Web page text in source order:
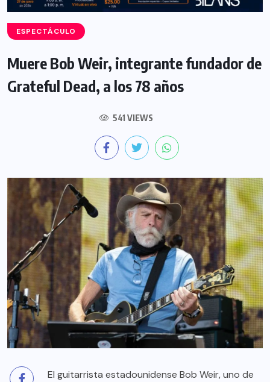
ESPECTÁCULO
Muere Bob Weir, integrante fundador de
Grateful Dead, a los 78 años
541 VIEWS
El guitarrista estadounidense Bob Weir, uno de